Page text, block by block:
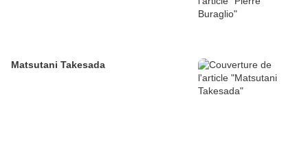
Matsutani Takesada